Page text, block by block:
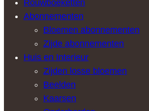
Rouwboeketten
Abonnementen
Bloemen abonnementen
Zijde abonnementen
Huis en Interieur
Zijden losse bloemen
Beelden
Kaarsen